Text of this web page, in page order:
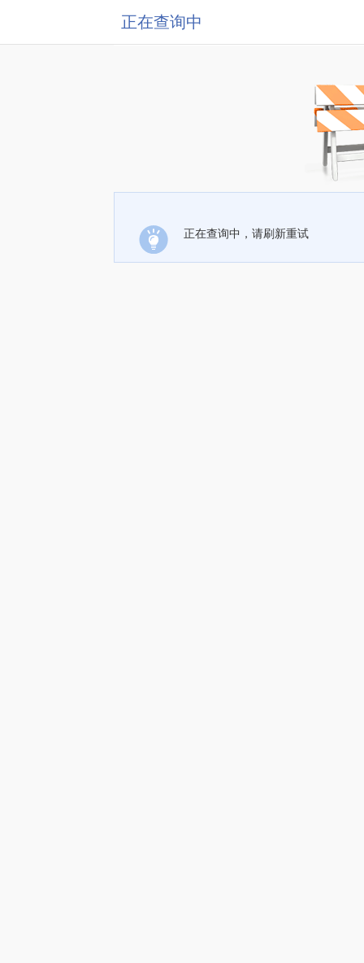
正在查询中
正在查询中，请刷新重试